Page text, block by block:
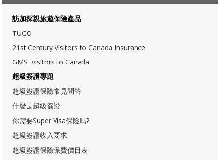
訪加探親旅遊保險產品
TUGO
21st Century Visitors to Canada Insurance
GMS- visitors to Canada
超級簽證專題
超級簽證保險常見問答
什麼是超級簽證
你需要Super Visa保险吗?
超級簽證收入要求
超級簽證保險保費價目表